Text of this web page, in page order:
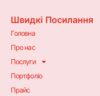
Швидкі Посилання
Головна
Про нас
Послуги
Портфоліо
Прайс